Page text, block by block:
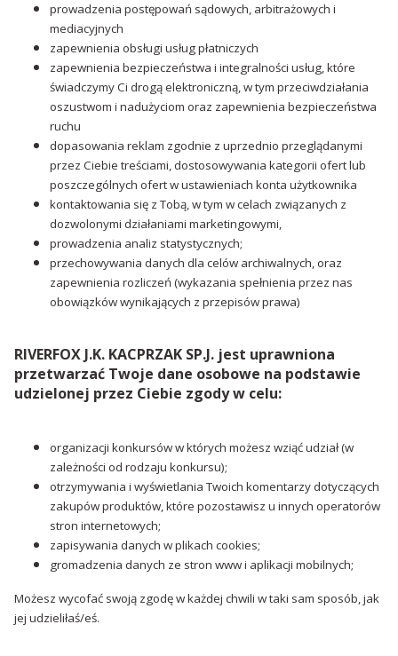
prowadzenia postępowań sądowych, arbitrażowych i
mediacyjnych
zapewnienia obsługi usług płatniczych
zapewnienia bezpieczeństwa i integralności usług, które
świadczymy Ci drogą elektroniczną, w tym przeciwdziałania
oszustwom i nadużyciom oraz zapewnienia bezpieczeństwa
ruchu
dopasowania reklam zgodnie z uprzednio przeglądanymi
przez Ciebie treściami, dostosowywania kategorii ofert lub
poszczególnych ofert w ustawieniach konta użytkownika
kontaktowania się z Tobą, w tym w celach związanych z
dozwolonymi działaniami marketingowymi,
prowadzenia analiz statystycznych;
przechowywania danych dla celów archiwalnych, oraz
zapewnienia rozliczeń (wykazania spełnienia przez nas
obowiązków wynikających z przepisów prawa)
RIVERFOX J.K. KACPRZAK SP.J. jest uprawniona
przetwarzać Twoje dane osobowe na podstawie
udzielonej przez Ciebie zgody w celu:
organizacji konkursów w których możesz wziąć udział (w
zależności od rodzaju konkursu);
otrzymywania i wyświetlania Twoich komentarzy dotyczących
zakupów produktów, które pozostawisz u innych operatorów
stron internetowych;
zapisywania danych w plikach cookies;
gromadzenia danych ze stron www i aplikacji mobilnych;
Możesz wycofać swoją zgodę w każdej chwili w taki sam sposób, jak
jej udzieliłaś/eś.